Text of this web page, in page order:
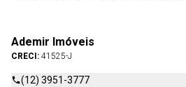
Ademir Imóveis
CRECI: 41525-J
(12) 3951-3777